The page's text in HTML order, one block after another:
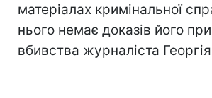
матеріалах кримінальної
нього немає доказів його
вбивства журналіста